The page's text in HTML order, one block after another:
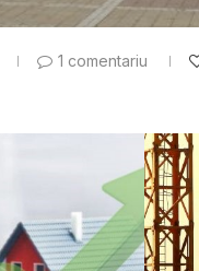
1 comentariu